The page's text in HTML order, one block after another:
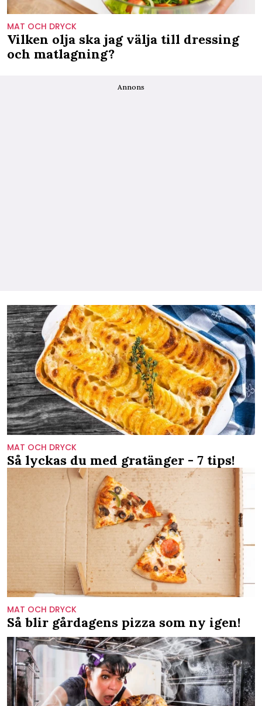
MAT OCH DRYCK
Vilken olja ska jag välja till dressing
och matlagning?
Annons
MAT OCH DRYCK
Så lyckas du med gratänger - 7 tips!
MAT OCH DRYCK
Så blir gårdagens pizza som ny igen!